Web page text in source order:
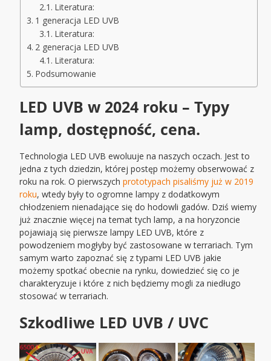
Literatura:
1 generacja LED UVB
Literatura:
2 generacja LED UVB
Literatura:
Podsumowanie
LED UVB w 2024 roku – Typy
lamp, dostępność, cena.
Technologia LED UVB ewoluuje na naszych oczach. Jest to
jedna z tych dziedzin, której postęp możemy obserwować z
roku na rok. O pierwszychprototypach pisaliśmy już w 2019
roku, wtedy były to ogromne lampy z dodatkowym
chłodzeniem nienadające się do hodowli gadów. Dziś wiemy
już znacznie więcej na temat tych lamp, a na horyzoncie
pojawiają się pierwsze lampy LED UVB, które z
powodzeniem mogłyby być zastosowane w terrariach. Tym
samym warto zapoznać się z typami LED UVB jakie
możemy spotkać obecnie na rynku, dowiedzieć się co je
charakteryzuje i które z nich będziemy mogli za niedługo
stosować w terrariach.
Szkodliwe LED UVB / UVC